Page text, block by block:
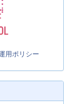
用ポリシー